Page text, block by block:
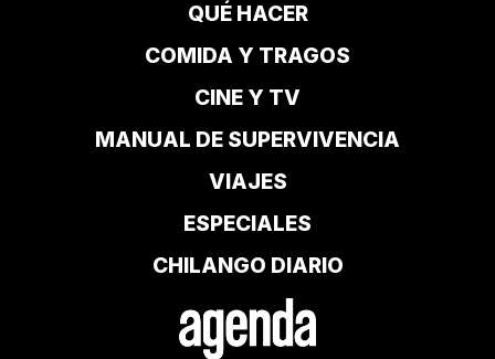
QUÉ HACER
COMIDA Y TRAGOS
CINE Y TV
MANUAL DE SUPERVIVENCIA
VIAJES
ESPECIALES
CHILANGO DIARIO